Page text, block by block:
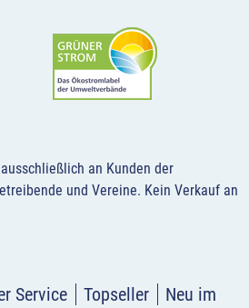
an Kunden der
und Vereine. Kein Verkauf an
Service Topseller Neu im